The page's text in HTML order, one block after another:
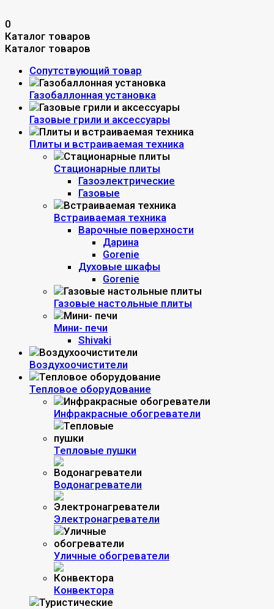
0
Каталог товаров
Каталог товаров
Сопутствующий товар
Газобаллонная установка
Газовые грили и аксессуары
Плиты и встраиваемая техника
Стационарные плиты
Газоэлектрические
Газовые
Встраиваемая техника
Варочные поверхности
Дарина
Gorenie
Духовые шкафы
Gorenie
Газовые настольные плиты
Мини- печи
Shivaki
Воздухоочистители
Тепловое оборудование
Инфракрасные обогреватели
Тепловые пушки
Водонагреватели
Электронагреватели
Уличные обогреватели
Конвектора